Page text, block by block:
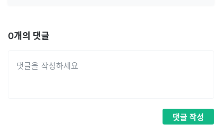
0개의 댓글
댓글 작성